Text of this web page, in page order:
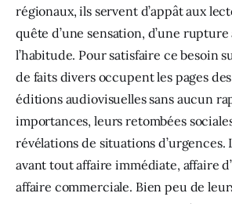
régionaux, ils servent d’appât aux
quête d’une sensation, d’une
l’habitude. Pour satisfaire ce besoin
de faits divers occupent les pages
éditions audiovisuelles sans aucun
importances, leurs retombées
révélations de situations d’urgences.
avant tout affaire immédiate, affaire
affaire commerciale. Bien peu de